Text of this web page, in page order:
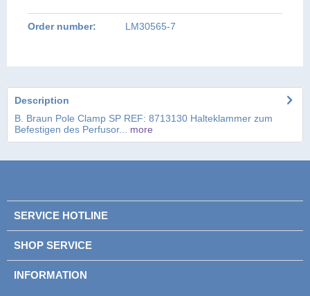
Order number: LM30565-7
Description
B. Braun Pole Clamp SP REF: 8713130 Halteklammer zum
Befestigen des Perfusor... more
SERVICE HOTLINE
SHOP SERVICE
INFORMATION